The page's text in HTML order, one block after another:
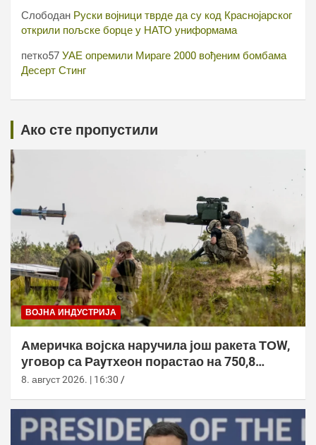
Слободан Руски војници тврде да су код Краснојарског
открили пољске борце у НАТО униформама
петко57 УАЕ опремили Мираге 2000 вођеним бомбама
Десерт Стинг
Ако сте пропустили
ВОЈНА ИНДУСТРИЈА
Америчка војска наручила још ракета ТОW,
уговор са Раyтхеон порастао на 750,8
милиона долара
8. август 2026. | 16:30